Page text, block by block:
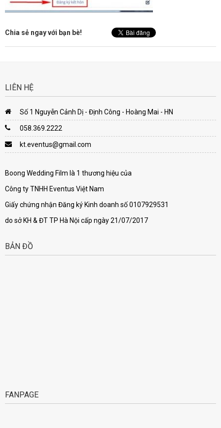
Chia sẻ ngay với bạn bè!
LIÊN HỆ
Số 1 Nguyễn Cảnh Dị - Định Công - Hoàng Mai - HN
058.369.2222
kt.eventus@gmail.com
Boong Wedding Film là 1 thương hiệu của
Công ty TNHH Eventus Việt Nam
Giấy chứng nhận Đăng ký Kinh doanh số 0107929531
do sở KH & ĐT TP Hà Nội cấp ngày 21/07/2017
BẢN ĐỒ
FANPAGE